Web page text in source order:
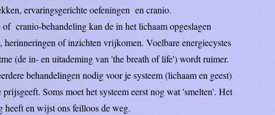
ervaringsgerichte oefeningen en cranio.
cranio-behandeling kan de in het lichaam opgeslagen
herinneringen of inzichten vrijkomen. Voelbare energiecystes
(de in- en uitademing van 'the breath of life') wordt ruimer.
behandelingen nodig voor je systeem (lichaam en geest)
Soms moet het systeem eerst nog wat 'smelten'. Het
en wijst ons feilloos de weg.